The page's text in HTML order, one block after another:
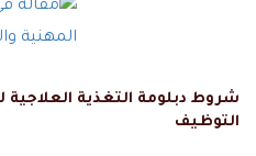
شروط دبلومة التغذية العلاجية
التوظيف